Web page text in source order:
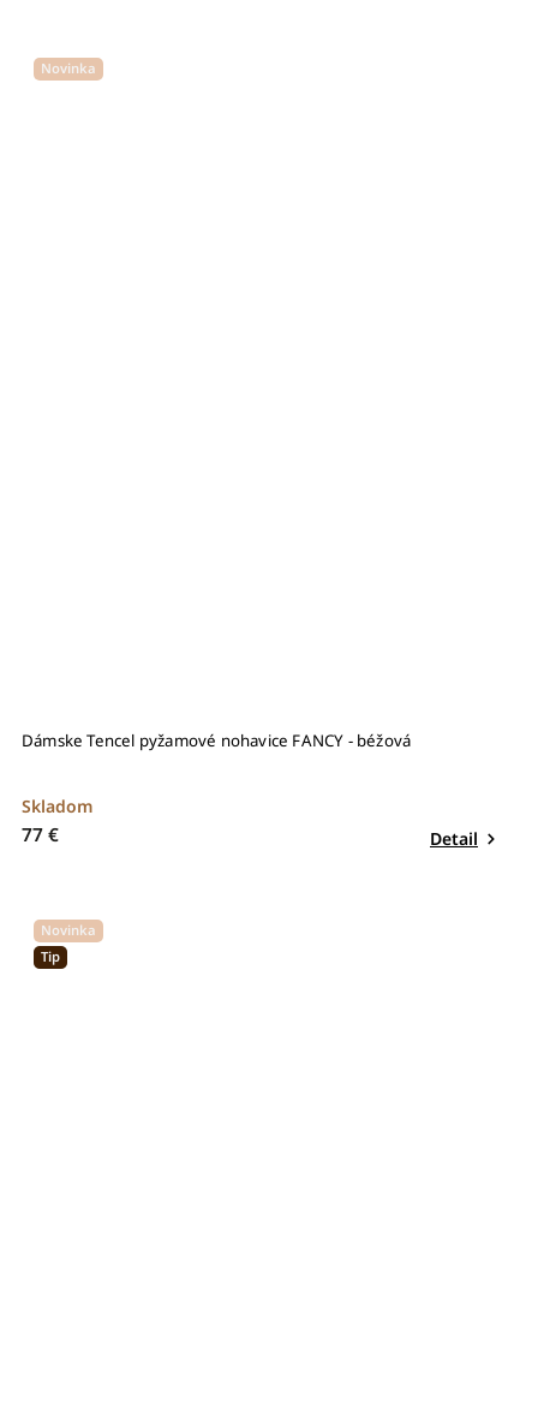
Novinka
Dámske Tencel pyžamové nohavice FANCY - béžová
Skladom
77 € Detail
Novinka
Tip